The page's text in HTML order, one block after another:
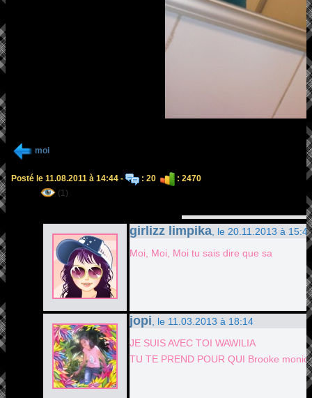
moi
Posté le 11.08.2011 à 14:44 - : 20
: 2470
(1)
girlizz limpika , le 20.11.2013 à
Moi, Moi, Moi tu sais dire que sa
jopi , le 11.03.2013 à 18:14
JE SUIS AVEC TOI WAWILIA
TU TE PREND POUR QUI Brooke